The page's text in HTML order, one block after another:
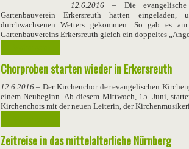
12.6.2016– Die evangelische
Gartenbauverein Erkersreuth hatten
durchwachsenen Wetters gekommen. So gab es
Gartenbauvereins Erkersreuth gleich ein doppeltes
Chorproben starten wieder in Erkersreuth
12.6.2016– Der Kirchenchor der evangelischen
einem Neubeginn. Ab diesem Mittwoch, 15. Juni,
Kirchenchors mit der neuen Leiterin, der
Zeitreise in das mittelalterliche Nürnberg